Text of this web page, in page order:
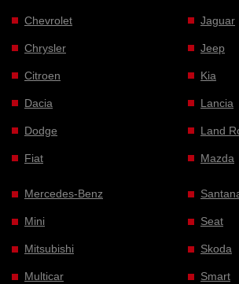
Chevrolet
Chrysler
Citroen
Dacia
Dodge
Fiat
Jaguar
Jeep
Kia
Lancia
Land
Mazda
Mercedes-Benz
Mini
Mitsubishi
Multicar
Seat
Skoda
Smart